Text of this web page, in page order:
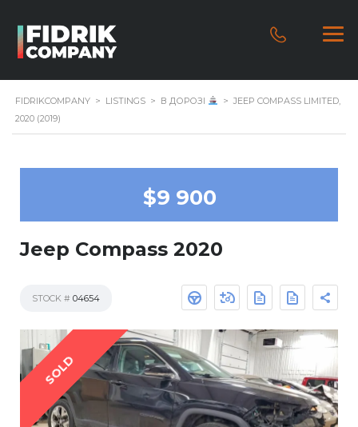
FIDRIKCOMPANY > LISTINGS > В ДОРОЗІ > JEEP COMPASS LIMITED,
2020 (2019)
$9 900
Jeep Compass 2020
STOCK # 04654
SOLD